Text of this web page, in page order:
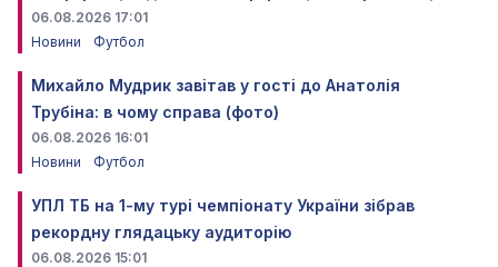
06.08.2026 17:01
Новини
Футбол
Михайло Мудрик завітав у гості до Анатолія
Трубіна: в чому справа (фото)
06.08.2026 16:01
Новини
Футбол
УПЛ ТБ на 1-му турі чемпіонату України зібрав
рекордну глядацьку аудиторію
06.08.2026 15:01